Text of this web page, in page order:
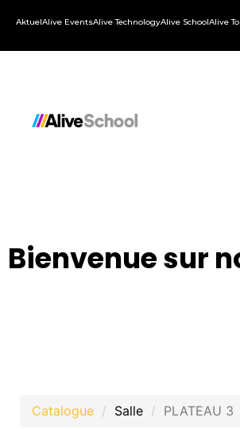
AktuelAlive EventsAlive TechnologyAlive SchoolAlive
Bienvenue sur
Catalogue Salle PLATEAU 3